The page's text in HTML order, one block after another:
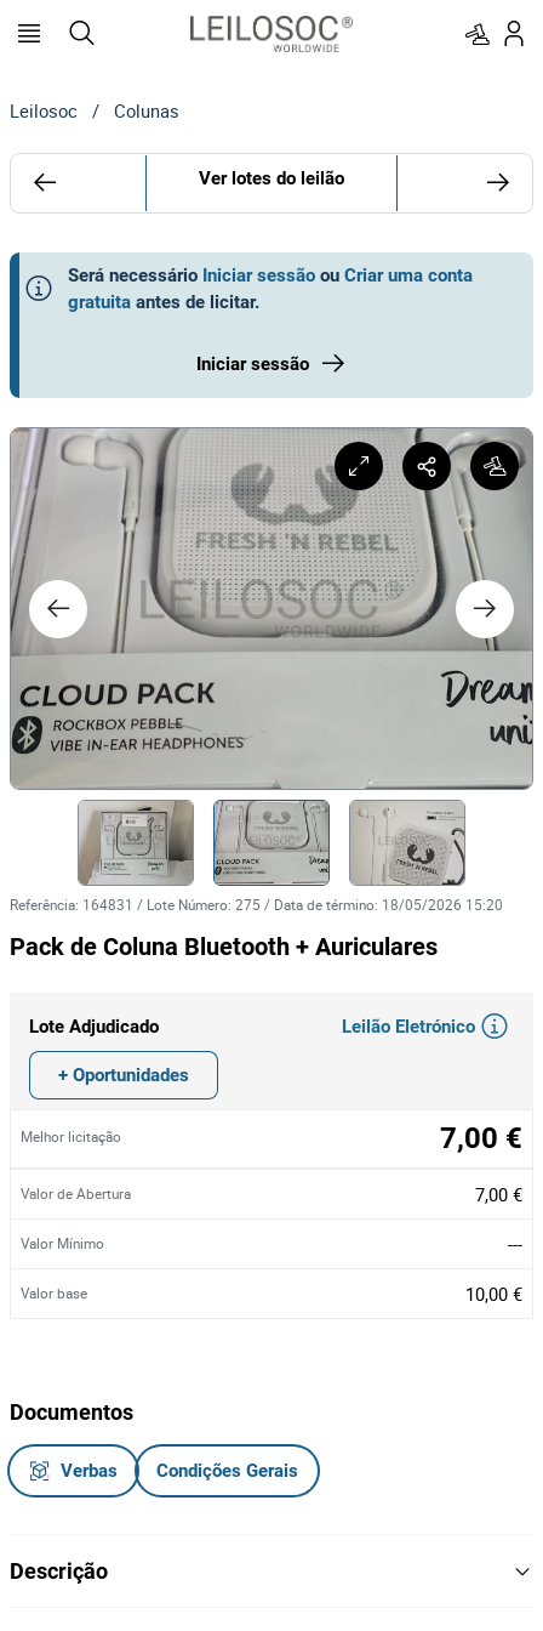
Leilosoc / Colunas
Ver lotes do leilão
Será necessário Iniciar sessão ou Criar uma conta
gratuita antes de licitar.
Iniciar sessão
Referência: 164831 / Lote Número: 275 / Data de término: 18/05/2026 15:20
Pack de Coluna Bluetooth + Auriculares
Lote Adjudicado Leilão Eletrónico
+ Oportunidades
Melhor licitação 7,00 €
Valor de Abertura 7,00 €
Valor Mínimo ---
Valor base 10,00 €
Documentos
Verbas Condições Gerais
Descrição